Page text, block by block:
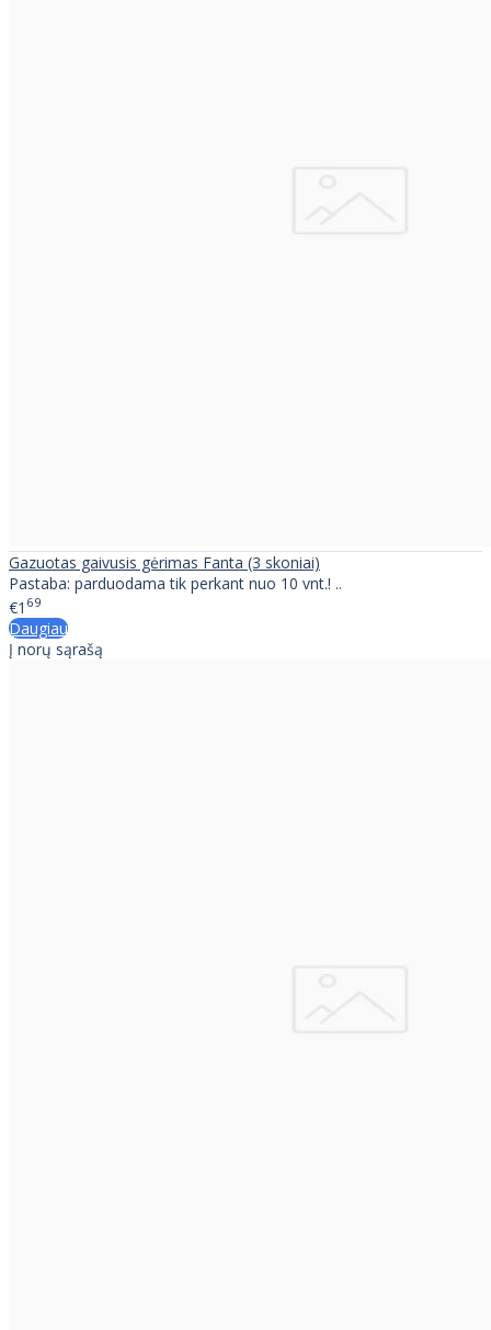
Gazuotas gaivusis gėrimas Fanta (3 skoniai)
Pastaba: parduodama tik perkant nuo 10 vnt.! ..
€1 69
Daugiau
Į norų sąrašą